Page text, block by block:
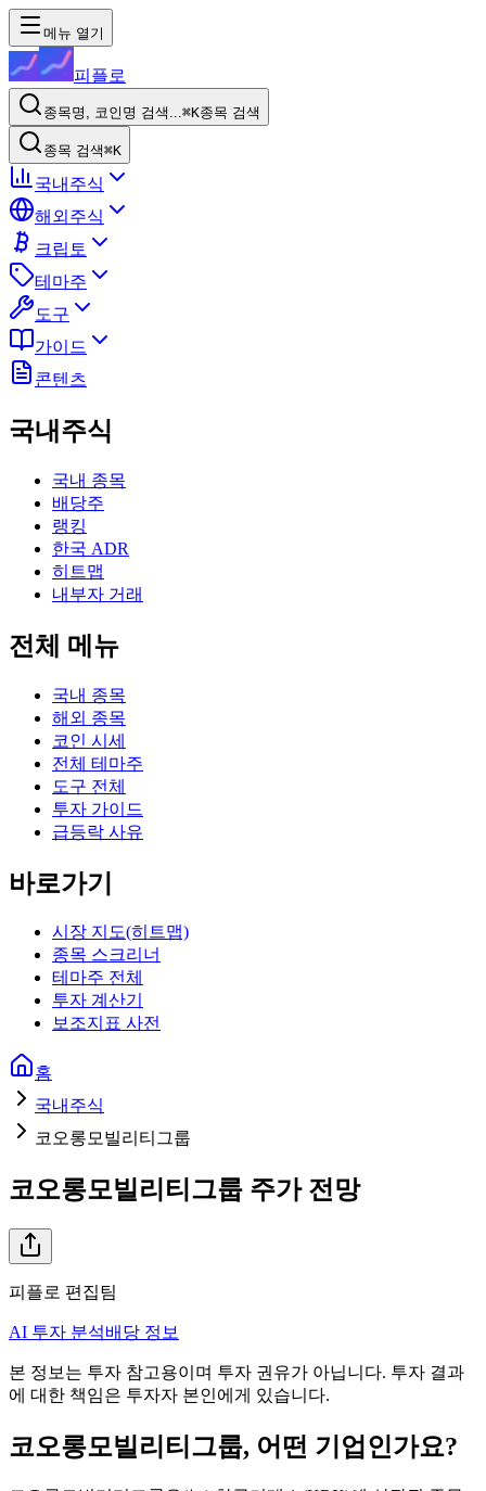
메뉴 열기
피플로
종목명, 코인명 검색...⌘K종목 검색
종목 검색⌘K
국내주식
해외주식
크립토
테마주
도구
가이드
콘텐츠
국내주식
국내 종목
배당주
랭킹
한국 ADR
히트맵
내부자 거래
전체 메뉴
국내 종목
해외 종목
코인 시세
전체 테마주
도구 전체
투자 가이드
급등락 사유
바로가기
시장 지도(히트맵)
종목 스크리너
테마주 전체
투자 계산기
보조지표 사전
홈
국내주식
코오롱모빌리티그룹
코오롱모빌리티그룹 주가 전망
피플로 편집팀
AI 투자 분석배당 정보
본 정보는 투자 참고용이며 투자 권유가 아닙니다. 투자 결과
에 대한 책임은 투자자 본인에게 있습니다.
코오롱모빌리티그룹, 어떤 기업인가요?